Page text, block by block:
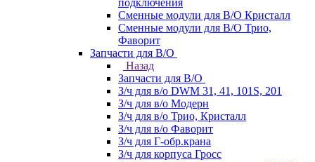
подключения
Сменные модули для В/О Кристалл
Сменные модули для В/О Трио,
Фаворит
Запчасти для В/О
Назад
Запчасти для В/О
З/ч для в/о DWM 31, 41, 101S, 201
З/ч для в/о Модерн
З/ч для в/о Трио, Кристалл
З/ч для в/о Фаворит
З/ч для Г-обр.крана
З/ч для корпуса Гросс